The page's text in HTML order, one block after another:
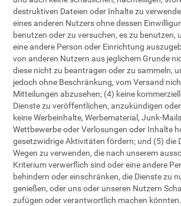
destruktiven Dateien oder Inhalte zu
eines anderen Nutzers ohne dessen
benutzen oder zu versuchen, es zu benutzen,
eine andere Person oder Einrichtung
von anderen Nutzern aus jeglichem Grunde
diese nicht zu beantragen oder zu sammeln,
jedoch ohne Beschränkung, vom Versand
Mitteilungen abzusehen; (4) keine
Dienste zu veröffentlichen, anzukündigen
keine Werbeinhalte, Werbematerial, Junk-
Wettbewerbe oder Verlosungen oder Inhalte
gesetzwidrige Aktivitäten fördern; und (5) die
Wegen zu verwenden, die nach unserem
Kriterium verwerflich sind oder eine andere
behindern oder einschränken, die Dienste zu
genießen, oder uns oder unseren Nutzern
zufügen oder verantwortlich machen könnten.